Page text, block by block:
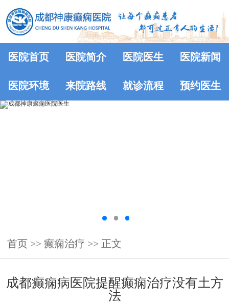
医院首页 医院简介 医院医生 医院新闻
医院环境 来院路线 就诊流程 预约医生
首页 >> 癫痫治疗 >> 正文
成都癫痫病医院提醒癫痫治疗没有土方
法